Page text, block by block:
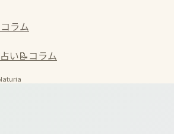
コラム
い📝コラム